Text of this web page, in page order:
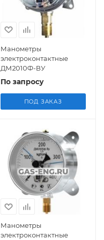
Манометры
электроконтактные
ДМ2010Ф-ВУ
По запросу
ПОД ЗАКАЗ
Манометры
электроконтактные